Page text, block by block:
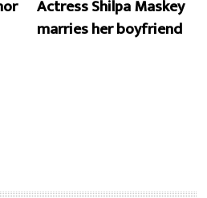
Actress Shilpa Maskey
marries her boyfriend